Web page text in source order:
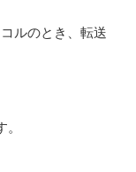
ルのとき、転送